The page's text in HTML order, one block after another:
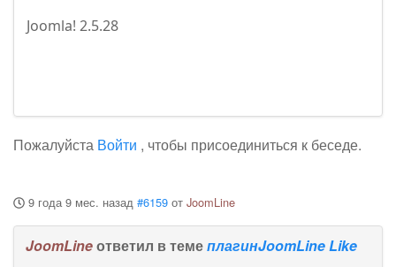
Joomla! 2.5.28
Пожалуйста Войти , чтобы присоединиться к беседе.
9 года 9 мес. назад #6159 от JoomLine
JoomLineответил в темеплагинJoomLine Like